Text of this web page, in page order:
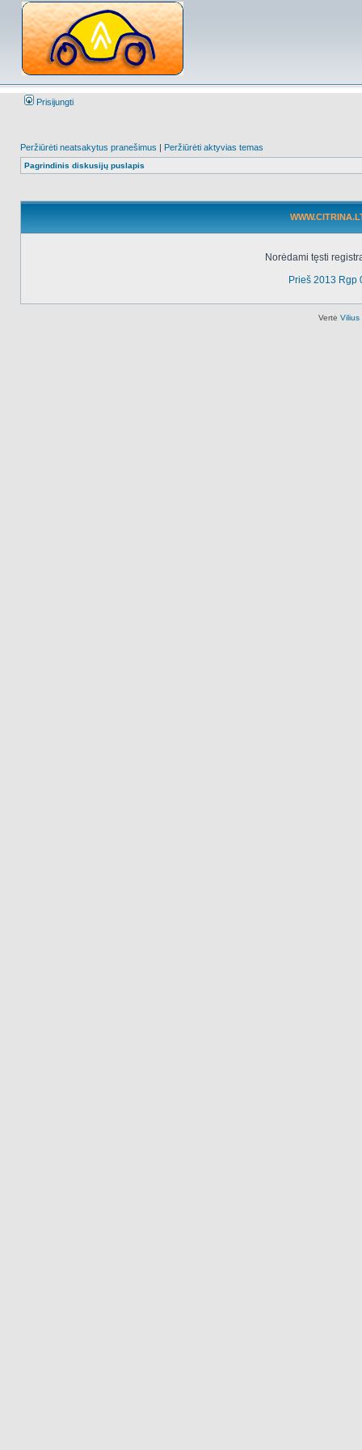
Prisijungti
Peržiūrėti neatsakytus pranešimus | Peržiūrėti aktyvias temas
Pagrindinis diskusijų puslapis
Norėdami tęsti
Prieš 2013 Rgp
Vertė Vilius